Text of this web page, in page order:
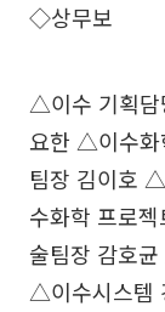
◇상무보
△이수 기획담
요한 △이수
팀장 김이호
수화학 프로
술팀장 감호
△이수시스템